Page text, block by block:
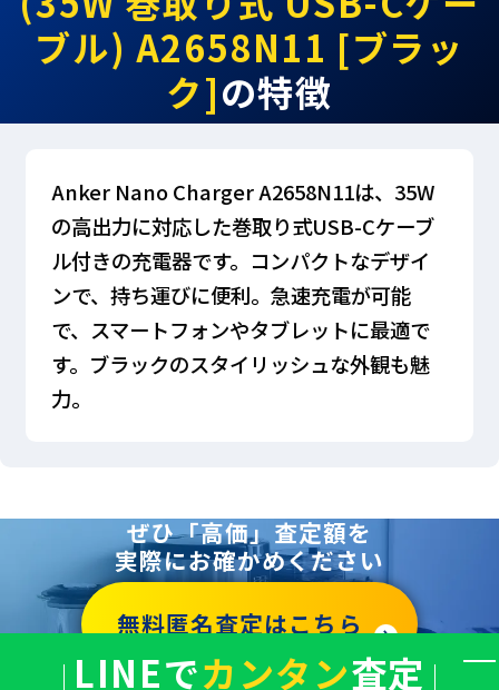
ブル) A2658N11 [ブラッ
ク]の特徴
Anker Nano Charger A2658N11は、35W
の高出力に対応した巻取り式USB-Cケーブ
ル付きの充電器です。コンパクトなデザイ
ンで、持ち運びに便利。急速充電が可能
で、スマートフォンやタブレットに最適で
す。ブラックのスタイリッシュな外観も魅
力。
ぜひ「高価」査定額を
実際にお確かめください
無料匿名査定はこちら
LINEでカンタン査定